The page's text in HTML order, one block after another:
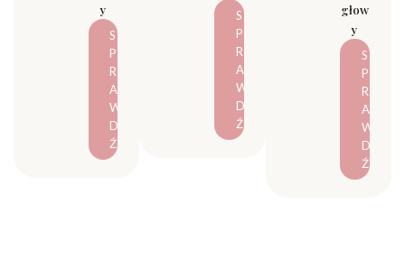
y
S
P
R
A
W
D
Ź
S
P
R
A
W
D
Ź
głow
y
S
P
R
A
W
D
Ź